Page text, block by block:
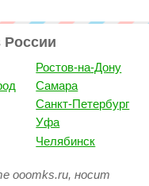
России
Ростов-на-Дону
Самара
Санкт-Петербург
Уфа
Челябинск
ooomks.ru, носит